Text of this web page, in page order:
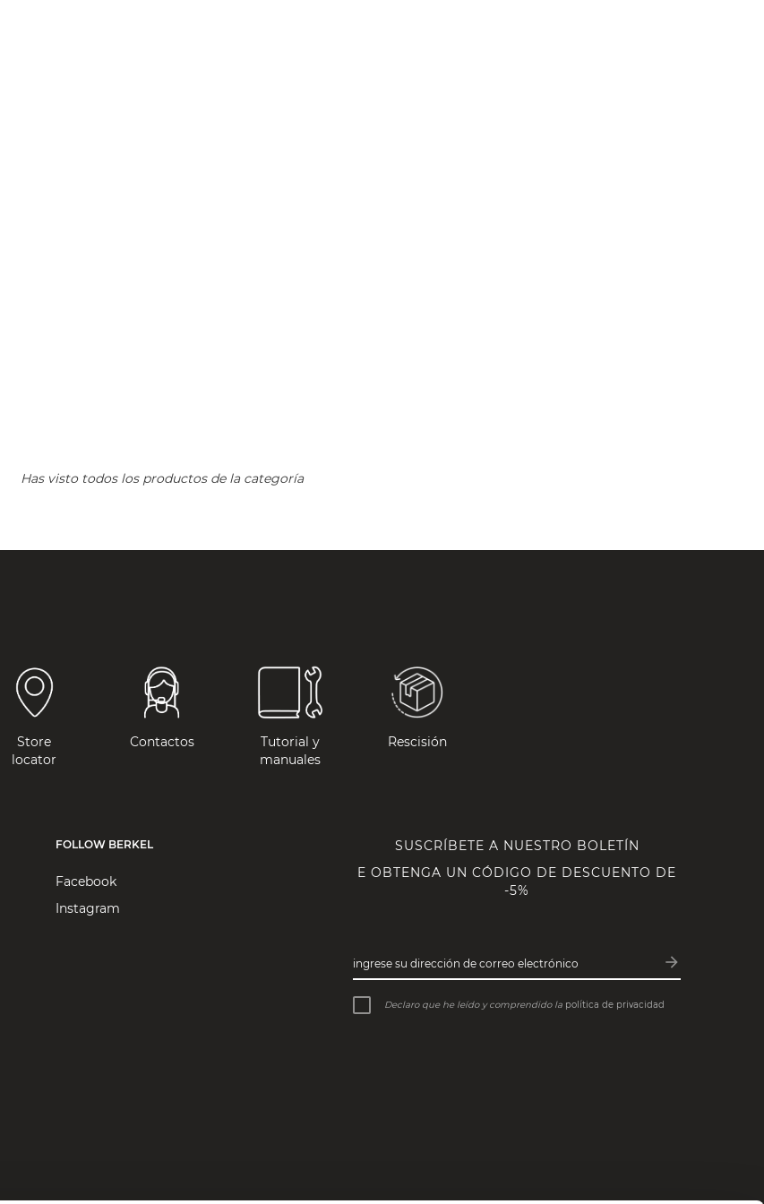
Has visto todos los productos de la categoría
Store
locator
Contactos
Tutorial y
manuales
Rescisión
FOLLOW BERKEL
Facebook
Instagram
SUSCRÍBETE A NUESTRO BOLETÍN
E OBTENGA UN CÓDIGO DE DESCUENTO DE
-5%
ingrese su dirección de correo electrónico arrow_forward
Subscribe
Declaro que he leído y comprendido la política de privacidad